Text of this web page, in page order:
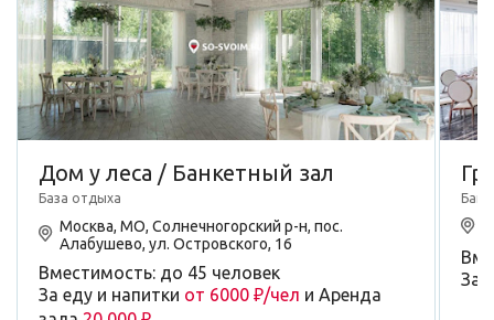
Дом у леса / Банкетный зал
База отдыха
Москва, МО, Солнечногорский р-н, пос.
Алабушево, ул. Островского, 16
Вместимость: до 45 человек
За еду и напитки от 6000 ₽/чел и Аренда
За